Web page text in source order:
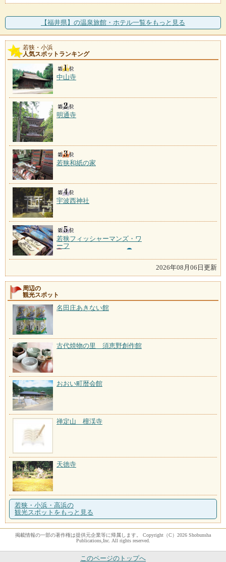
【福井県】の温泉旅館・ホテル一覧をもっと見る
若狭・小浜
人気スポットランキング
中山寺
明通寺
若狭和紙の家
宇波西神社
若狭フィッシャーマンズ・ワ
ーフ
2026年08月06日更新
周辺の
観光スポット
名田庄あきない館
古代焼物の里 須恵野創作館
おおい町暦会館
禅定山 檀渓寺
天徳寺
若狭・小浜・高浜の
観光スポットをもっと見る
掲載情報の一部の著作権は提供元企業等に帰属します。 Copyright（C）2026 Shobunsha
Publications,Inc. All rights reserved.
このページのトップへ